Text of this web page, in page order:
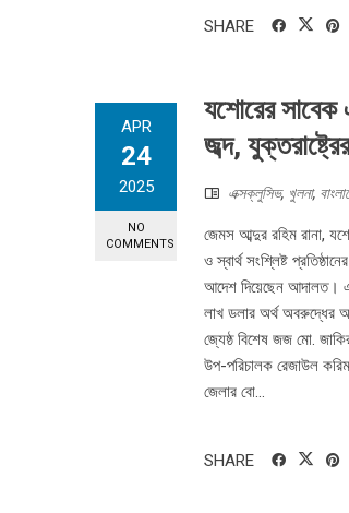
SHARE
APR
24
2025
NO
COMMENTS
যশোরের সাবেক
জব্দ,
এক্সক্লুসিভ, খুলনা,
জেমস আব্দুর রহিম রানা,
ও স্বার্থ সংশ্লিষ্ট
আদেশ দিয়েছেন আদালত।
লাখ ডলার অর্থ অবরুদ্ধের
জ্যেষ্ঠ বিশেষ জজ মো.
উপ-পরিচালক রেজাউল
জেলার বো...
SHARE